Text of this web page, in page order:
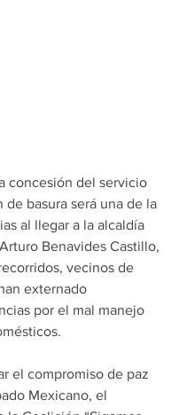
concesión del servicio
basura será una de la
al llegar a la alcaldía
Benavides Castillo,
vecinos de
externado
por el mal manejo
el compromiso de paz
Mexicano, el